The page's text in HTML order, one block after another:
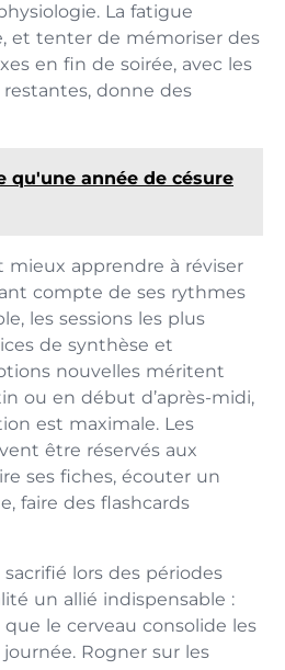
La fatigue
et tenter de mémoriser des
en fin de soirée, avec les
donne des
qu'une année de césure
mieux apprendre à réviser
compte de ses rythmes
les sessions les plus
de synthèse et
nouvelles méritent
ou en début d’après-midi,
est maximale. Les
être réservés aux
ses fiches, écouter un
faire des flashcards
lors des périodes
un allié indispensable :
le cerveau consolide les
Rogner sur les